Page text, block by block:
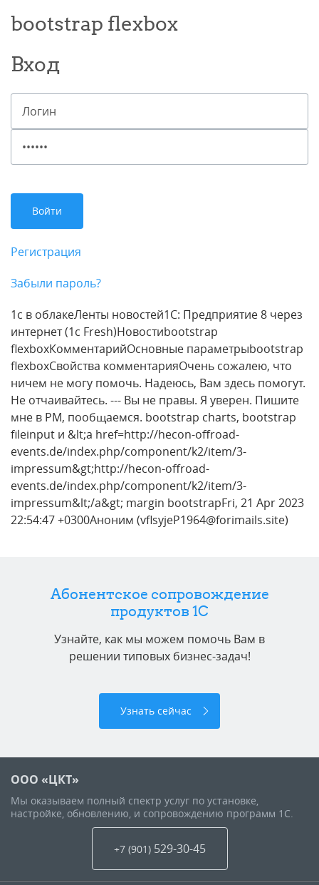
bootstrap flexbox
Вход
Регистрация
Забыли пароль?
1с в облакеЛенты новостей1С: Предприятие 8 через
интернет (1c Fresh)Новостиbootstrap
flexboxКомментарийОсновные параметрыbootstrap
flexboxСвойства комментарияОчень сожалею, что
ничем не могу помочь. Надеюсь, Вам здесь помогут.
Не отчаивайтесь. --- Вы не правы. Я уверен. Пишите
мне в PM, пообщаемся. bootstrap charts, bootstrap
fileinput и &lt;a href=http://hecon-offroad-
events.de/index.php/component/k2/item/3-
impressum&gt;http://hecon-offroad-
events.de/index.php/component/k2/item/3-
impressum&lt;/a&gt; margin bootstrapFri, 21 Apr 2023
22:54:47 +0300Аноним (vflsyjeP1964@forimails.site)
Абонентское сопровождение
продуктов 1C
Узнайте, как мы можем помочь Вам в
решении типовых бизнес-задач!
Узнать сейчас
ООО «ЦКТ»
Мы оказываем полный спектр услуг по установке,
настройке, обновлению, и сопровождению программ 1С.
+7 (901) 529-30-45